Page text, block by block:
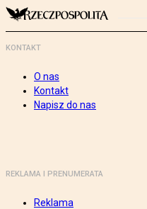
KONTAKT
O nas
Kontakt
Napisz do nas
REKLAMA I PRENUMERATA
Reklama